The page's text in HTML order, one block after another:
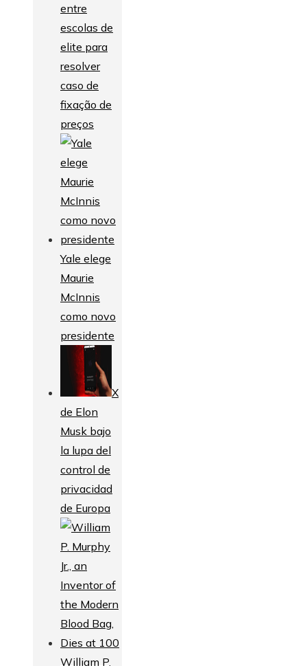
entre
escolas de
elite para
resolver
caso de
fixação de
preços
Yale elege
Maurie
McInnis
como novo
presidente
X
de Elon
Musk bajo
la lupa del
control de
privacidad
de Europa
William P.